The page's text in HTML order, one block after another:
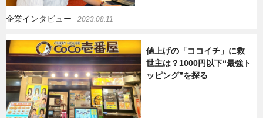
企業インタビュー 2023.08.11
値上げの「ココイチ」に救
世主は？1000円以下“最強ト
ッピング”を探る